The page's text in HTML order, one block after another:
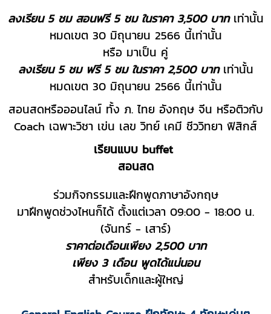
ลงเรียน 5 ชม สอนฟรี 5 ชม ในราคา 3,500 บาทเท่านั้น
หมดเขต 30 มิถุนายน 2566 นี้เท่านั้น
หรือ มาเป็น คู่
ลงเรียน 5 ชม ฟรี 5 ชม ในราคา 2,500 บาทเท่านั้น
หมดเขต 30 มิถุนายน 2566 นี้เท่านั้น
สอนสดหรือออนไลน์ ทั้ง ภ. ไทย อังกฤษ จีน หรือติวกับ
Coach เฉพาะวิชา เข่น เลข วิทย์ เคมี ชีววิทยา ฟิสิกส์
เรียนแบบ buffet
สอนสด
ร่วมกิจกรรมและฝึกพูดภาษาอังกฤษ
มาฝึกพูดช่วงไหนก็ได้ ตั้งแต่เวลา 09:00 - 18:00 น.
(จันทร์ - เสาร์)
ราคาต่อเดือนเพียง 2,500 บาท
เพียง 3 เดือน พูดได้แน่นอน
สำหรับเด็กและผู้ใหญ่